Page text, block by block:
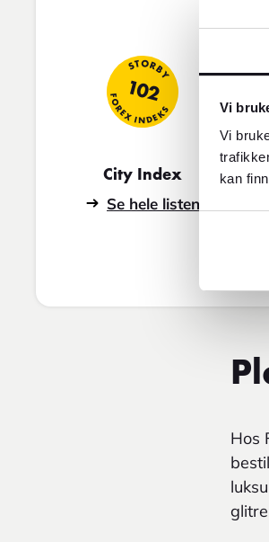
Vi
Vi
kan
STORBY
102
FOREX INDEKS
City Index
Se hele listen
Hos